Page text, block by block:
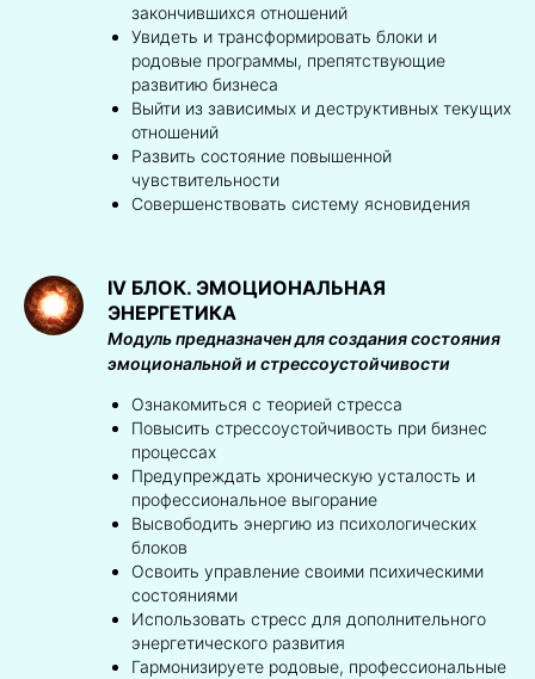
закончившихся отношений
Увидеть и трансформировать блоки и
родовые программы, препятствующие
развитию бизнеса
Выйти из зависимых и деструктивных текущих
отношений
Развить состояние повышенной
чувствительности
Совершенствовать систему ясновидения
IV БЛОК. ЭМОЦИОНАЛЬНАЯ
ЭНЕРГЕТИКА
Модуль предназначен для создания состояния
эмоциональной и стрессоустойчивости
Ознакомиться с теорией стресса
Повысить стрессоустойчивость при бизнес
процессах
Предупреждать хроническую усталость и
профессиональное выгорание
Высвободить энергию из психологических
блоков
Освоить управление своими психическими
состояниями
Использовать стресс для дополнительного
энергетического развития
Гармонизируете родовые, профессиональные